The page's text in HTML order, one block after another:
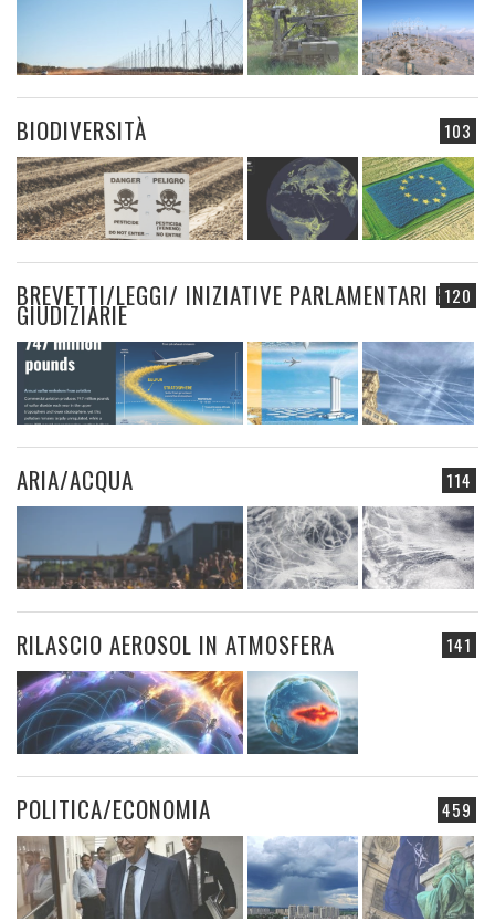
103
BIODIVERSITÀ
120
BREVETTI/LEGGI/ INIZIATIVE PARLAMENTARI E
GIUDIZIARIE
114
ARIA/ACQUA
141
RILASCIO AEROSOL IN ATMOSFERA
459
POLITICA/ECONOMIA